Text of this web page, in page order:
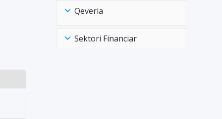
Qeveria
Sektori Financiar